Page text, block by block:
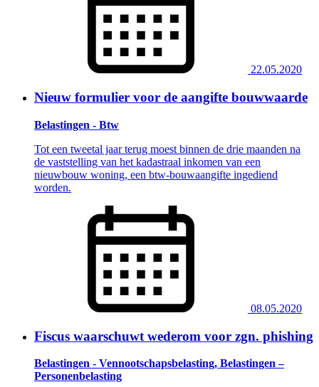
22.05.2020
Nieuw formulier voor de aangifte bouwwaarde
Belastingen - Btw
Tot een tweetal jaar terug moest binnen de drie maanden na
de vaststelling van het kadastraal inkomen van een
nieuwbouw woning, een btw-bouwaangifte ingediend
worden.
08.05.2020
Fiscus waarschuwt wederom voor zgn. phishing
Belastingen - Vennootschapsbelasting, Belastingen –
Personenbelasting